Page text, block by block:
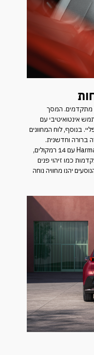
מתקדמים. המסך
משתמש אינטואיטיבי עם
בנוסף, לוח המחוונים
בצורה ברורה וחדשנית.
תוספות כמו מערכת שמע מבית Harman Kardon עם 14 רמקולים,
כמו זיהוי פנים
יהנו מחוויה נוחה